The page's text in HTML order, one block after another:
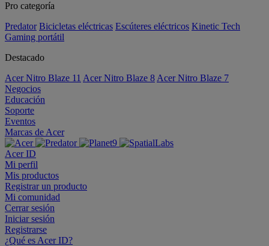
Pro categoría
Predator Bicicletas eléctricas Escúteres eléctricos Kinetic Tech
Gaming portátil
Destacado
Acer Nitro Blaze 11 Acer Nitro Blaze 8 Acer Nitro Blaze 7
Negocios
Educación
Soporte
Eventos
Marcas de Acer
Acer ID
Mi perfil
Mis productos
Registrar un producto
Mi comunidad
Cerrar sesión
Iniciar sesión
Registrarse
¿Qué es Acer ID?